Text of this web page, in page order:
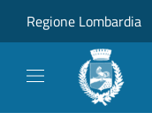
Regione Lombardia